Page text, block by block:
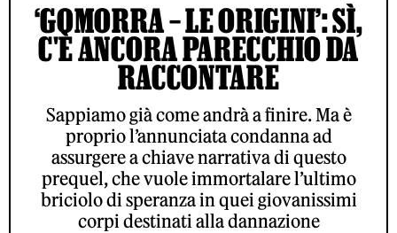
‘GOMORRA – LE ORIGINI’: SÌ,
C'È ANCORA PARECCHIO DA
RACCONTARE
Sappiamo già come andrà a finire. Ma è
proprio l’annunciata condanna ad
assurgere a chiave narrativa di questo
prequel, che vuole immortalare l’ultimo
briciolo di speranza in quei giovanissimi
corpi destinati alla dannazione